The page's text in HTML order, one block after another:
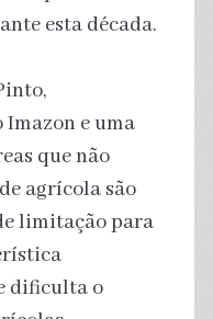
esta década.
e uma
que não
agrícola são
limitação para
dificulta o